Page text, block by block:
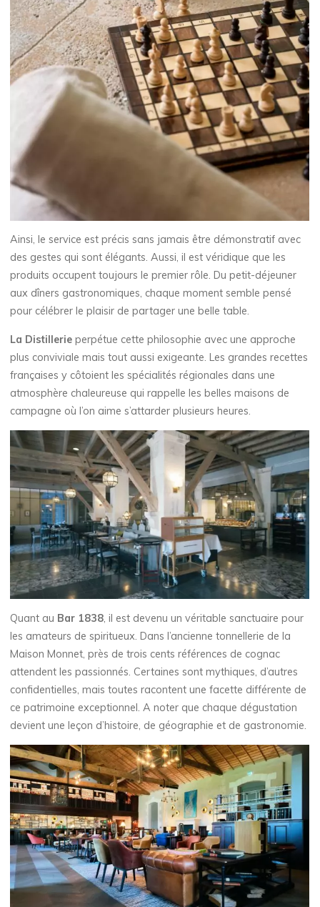
Ainsi, le service est précis sans jamais être démonstratif avec
des gestes qui sont élégants. Aussi, il est véridique que les
produits occupent toujours le premier rôle. Du petit-déjeuner
aux dîners gastronomiques, chaque moment semble pensé
pour célébrer le plaisir de partager une belle table.
La Distillerie perpétue cette philosophie avec une approche
plus conviviale mais tout aussi exigeante. Les grandes recettes
françaises y côtoient les spécialités régionales dans une
atmosphère chaleureuse qui rappelle les belles maisons de
campagne où l’on aime s’attarder plusieurs heures.
Quant au Bar 1838, il est devenu un véritable sanctuaire pour
les amateurs de spiritueux. Dans l’ancienne tonnellerie de la
Maison Monnet, près de trois cents références de cognac
attendent les passionnés. Certaines sont mythiques, d’autres
confidentielles, mais toutes racontent une facette différente de
ce patrimoine exceptionnel. A noter que chaque dégustation
devient une leçon d’histoire, de géographie et de gastronomie.